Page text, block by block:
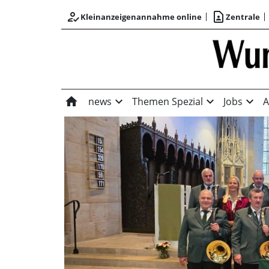
how_to_regKleinanzeigenannahme online contact_page Zentrale
home news expand_more Themen Spezial expand_more Jobs expand_more